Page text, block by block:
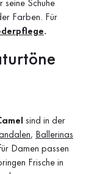
seine Schuhe
Farben. Für
.
sind in der
, Ballerinas
Damen passen
Frische in